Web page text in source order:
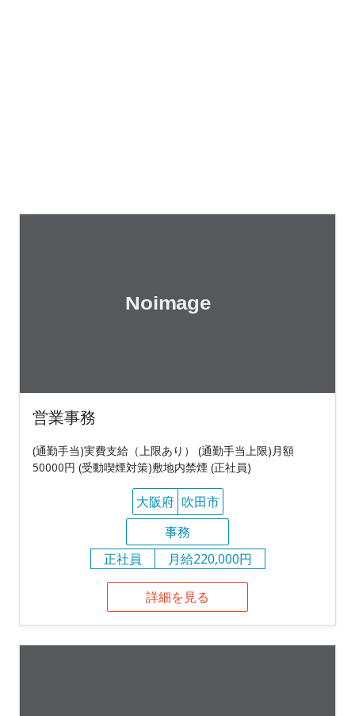
営業事務
(通勤手当)実費支給（上限あり） (通勤手当上限)月額
50000円 (受動喫煙対策)敷地内禁煙 (正社員)
大阪府 吹田市
事務
正社員
月給220,000円
詳細を見る